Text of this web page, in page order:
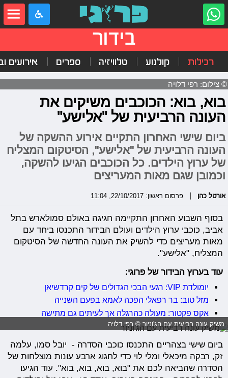
בידור
רכילות קולנוע טלוויזיה ספרים אירועים
© צילום: רפי דלויה
בוא, בוא: הכוכבים משיקים את
העונה הרביעית של "אלישע"
ביום שישי האחרון התקיים אירוע ההשקה של
העונה הרביעית של "אלישע", הסיטקום המצליח
של ערוץ הילדים. כל הכוכבים הגיעו להשקה,
וכמובן שגם מאות המעריצים
אורטל כהן פרסום ראשון: 22/10/2017, 11:04
בסוף השבוע האחרון התקיימה חגיגה באולם סמולארש בתל
אביב, כוכבי ערוץ הילדים ועולם הבידור התכנסו ביחד עם
מאות מעריצים כדי להשיק את העונה החדשה של הסיטקום
המצליח, "אלישע".
עוד בערוץ הבידור של פרוגי:
יומולדת VIP: רגעי הבכי הגדולים של קים קרדשיאן
מזל טוב: בר רפאלי הפכה לאמא בפעם השנייה
אקס פקטור: מעולה כהרגלה אך לעיתים גם מתישה
משיק עונה רביעית עם הג'וניור © רפי דלויה
ביום שישי בצהריים התכנסו כוכבי הסדרה - יובל סמו, עלמה
זק, רבקה מיכאלי ומלי לוי כדי לחגוג ארבע עונות מוצלחות של
הסדרה שהביאה לכם את "בוא, בוא, בוא, בוא". עוד הגיעו